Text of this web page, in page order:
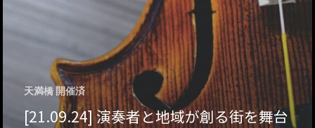
天満橋 開催済
[21.09.24] 演奏者と地域が創る街を舞台
ハイパー縁側@三輪
ハイパー縁側@夢キ
ハイパー縁側@東本
ハイパー縁側@阿倍